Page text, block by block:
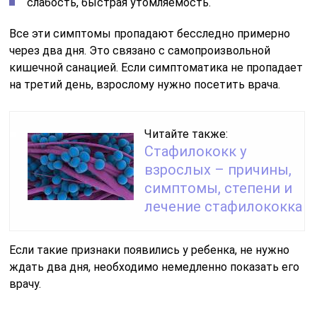
Все эти симптомы пропадают бесследно примерно
через два дня. Это связано с самопроизвольной
кишечной санацией. Если симптоматика не пропадает
на третий день, взрослому нужно посетить врача.
Читайте также:
Стафилококк у
взрослых – причины,
симптомы, степени и
лечение стафилококка
Если такие признаки появились у ребенка, не нужно
ждать два дня, необходимо немедленно показать его
врачу.